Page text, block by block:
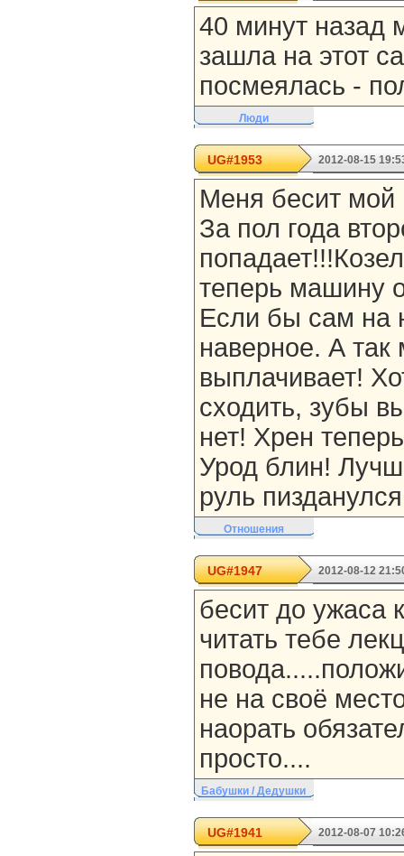
40 минут назад
зашла на этот
посмеялась -
Люди
UG#1953 2012-08-15
Меня бесит мой
За пол года
теперь машину
Если бы сам на
наверное. А
выплачивает!
сходить, зубы
нет! Хрен
Урод блин!
руль
Отношения
UG#1947 2012-08-12
бесит до ужаса
читать тебе
не на своё
наорать
просто....
Бабушки / Дедушки
UG#1941 2012-08-07